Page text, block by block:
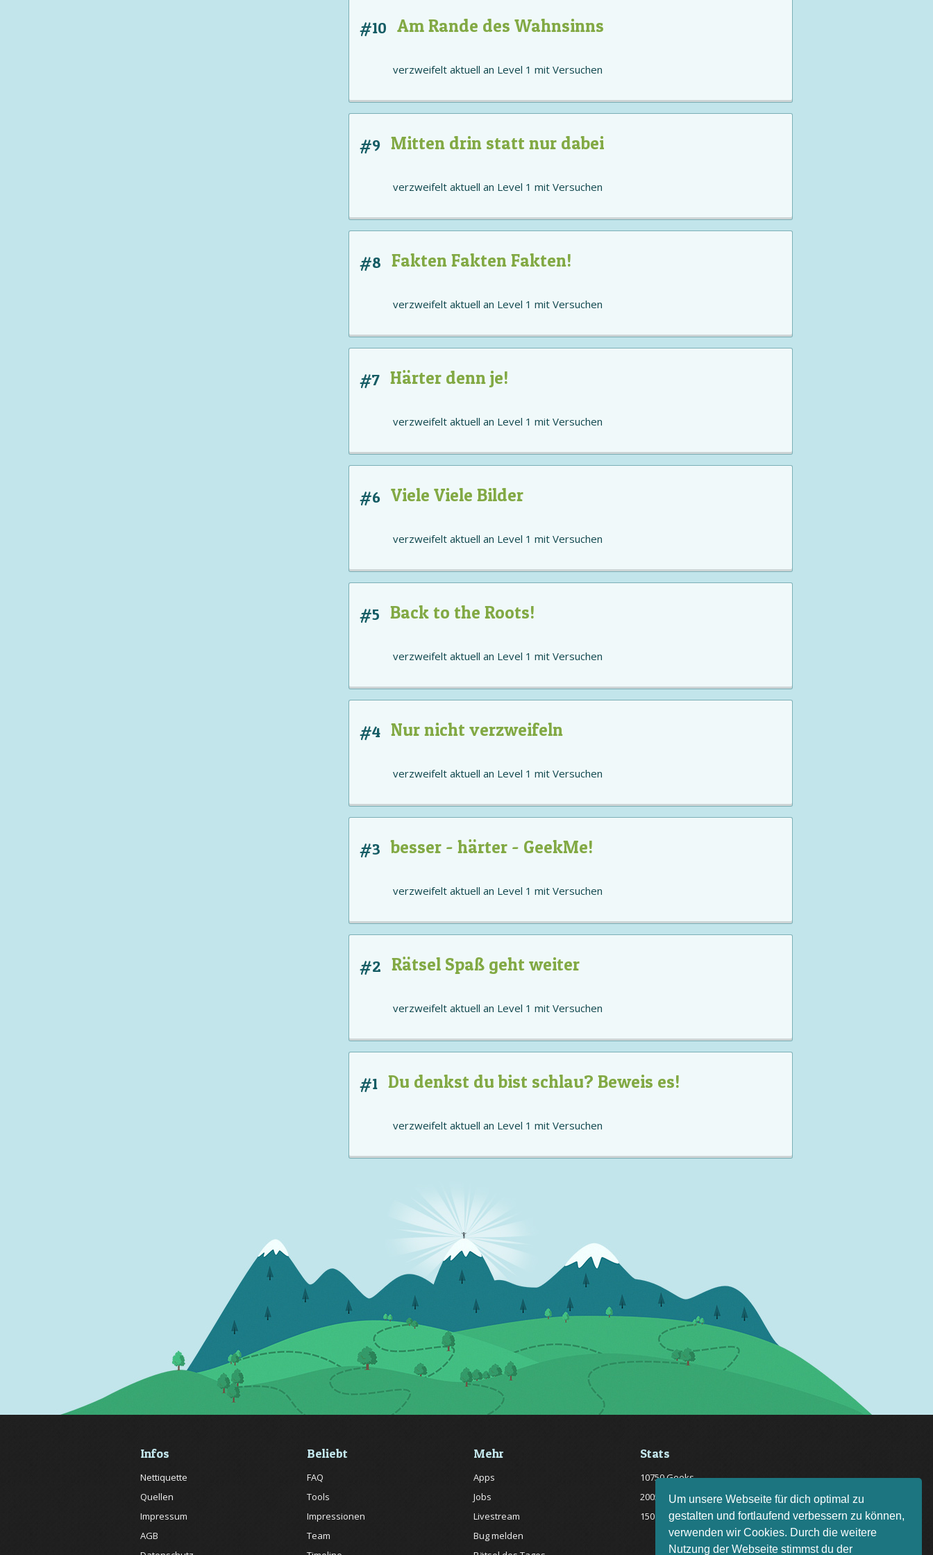
Um unsere Webseite für dich optimal zu
gestalten und fortlaufend verbessern zu können,
verwenden wir Cookies. Durch die weitere
Nutzung der Webseite stimmst du der
#10 Am Rande des Wahnsinns
verzweifelt aktuell an Level 1 mit Versuchen
#9 Mitten drin statt nur dabei
verzweifelt aktuell an Level 1 mit Versuchen
#8 Fakten Fakten Fakten!
verzweifelt aktuell an Level 1 mit Versuchen
#7 Härter denn je!
verzweifelt aktuell an Level 1 mit Versuchen
#6 Viele Viele Bilder
verzweifelt aktuell an Level 1 mit Versuchen
#5 Back to the Roots!
verzweifelt aktuell an Level 1 mit Versuchen
#4 Nur nicht verzweifeln
verzweifelt aktuell an Level 1 mit Versuchen
#3 besser - härter - GeekMe!
verzweifelt aktuell an Level 1 mit Versuchen
#2 Rätsel Spaß geht weiter
verzweifelt aktuell an Level 1 mit Versuchen
#1 Du denkst du bist schlau? Beweis es!
verzweifelt aktuell an Level 1 mit Versuchen
Infos
Nettiquette
Quellen
Impressum
AGB
Beliebt
FAQ
Tools
Impressionen
Team
Mehr
Apps
Jobs
Livestream
Bug melden
Stats
10750 Geeks
20057 Rätsel online
150 Quizfragen online